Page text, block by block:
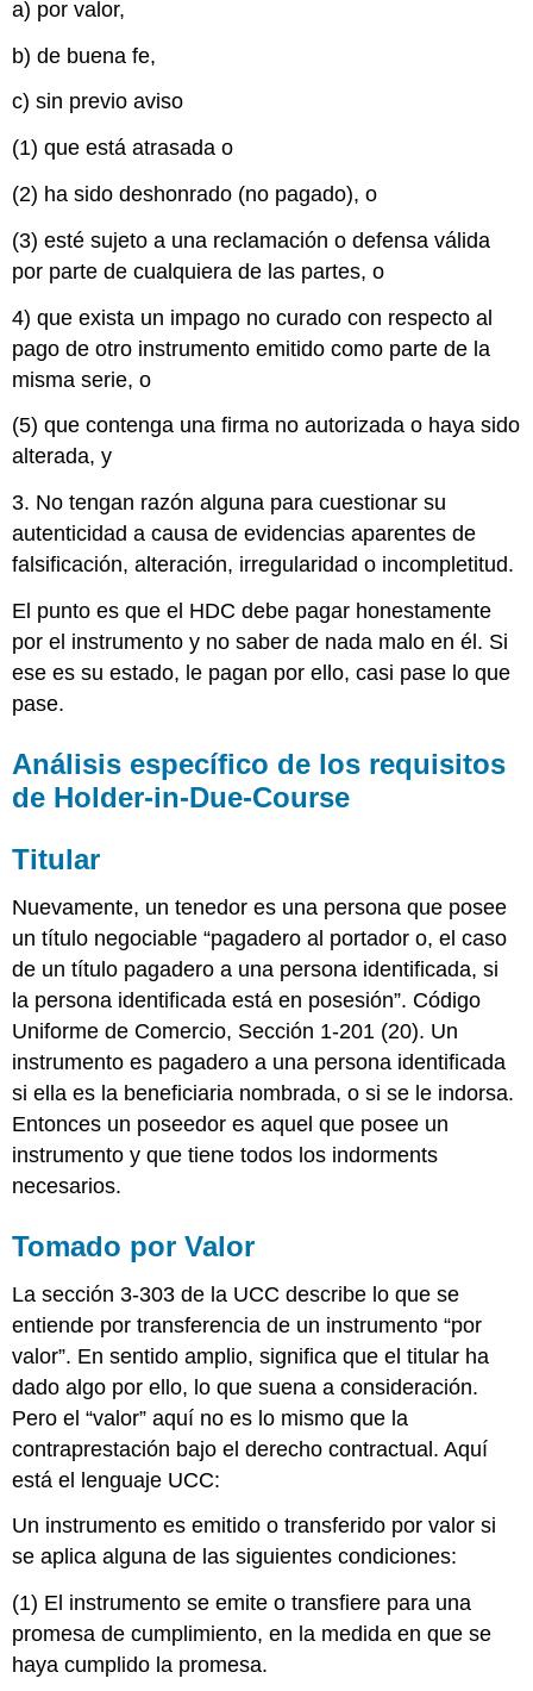
de
un
ha
deshonrado
Aviso
Defensa
o
Sin
previo
aviso
firma
o
alteración
no
autorizada
Sin
razón
cuestionar
la
autenticidad
instrumento
aparente
falsificación,
alteración
otra
o
incompletitud
para
poner
en
duda
autenticidad
El
Pagador
como
en
debido
La
regla
refugio
Llave
para
llevar
Ejercicios
a) por valor,
b) de buena fe,
c) sin previo aviso
(1) que está atrasada o
(2) ha sido deshonrado (no pagado), o
(3) esté sujeto a una reclamación o defensa válida
por parte de cualquiera de las partes, o
4) que exista un impago no curado con respecto al
pago de otro instrumento emitido como parte de la
misma serie, o
(5) que contenga una firma no autorizada o haya sido
alterada, y
3. No tengan razón alguna para cuestionar su
autenticidad a causa de evidencias aparentes de
falsificación, alteración, irregularidad o incompletitud.
El punto es que el HDC debe pagar honestamente
por el instrumento y no saber de nada malo en él. Si
ese es su estado, le pagan por ello, casi pase lo que
pase.
Análisis específico de los requisitos
de Holder-in-Due-Course
Titular
Nuevamente, un tenedor es una persona que posee
un título negociable “pagadero al portador o, el caso
de un título pagadero a una persona identificada, si
la persona identificada está en posesión”. Código
Uniforme de Comercio, Sección 1-201 (20). Un
instrumento es pagadero a una persona identificada
si ella es la beneficiaria nombrada, o si se le indorsa.
Entonces un poseedor es aquel que posee un
instrumento y que tiene todos los indorments
necesarios.
Tomado por Valor
La sección 3-303 de la UCC describe lo que se
entiende por transferencia de un instrumento “por
valor”. En sentido amplio, significa que el titular ha
dado algo por ello, lo que suena a consideración.
Pero el “valor” aquí no es lo mismo que la
contraprestación bajo el derecho contractual. Aquí
está el lenguaje UCC:
Un instrumento es emitido o transferido por valor si
se aplica alguna de las siguientes condiciones:
(1) El instrumento se emite o transfiere para una
promesa de cumplimiento, en la medida en que se
haya cumplido la promesa.